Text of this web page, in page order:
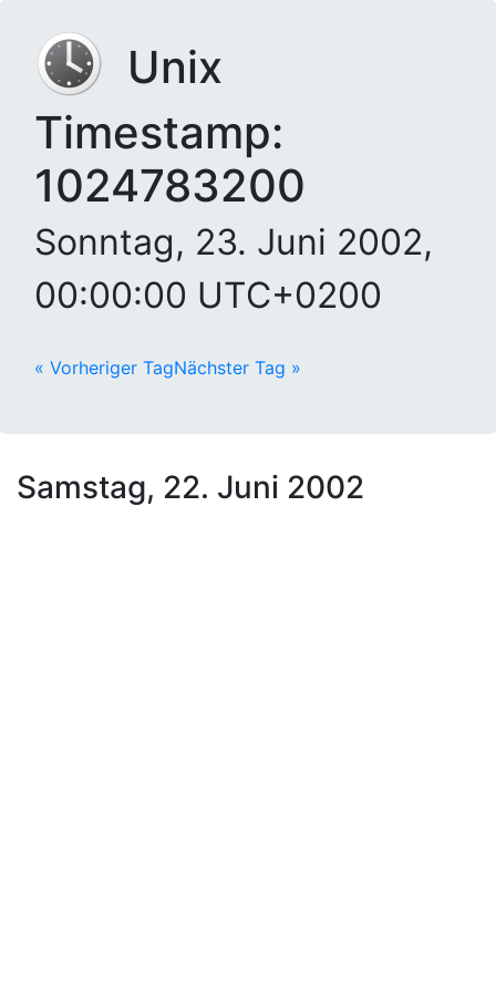
Unix
Timestamp:
1024783200
Sonntag, 23. Juni 2002,
00:00:00 UTC+0200
« Vorheriger TagNächster Tag »
Samstag, 22. Juni 2002